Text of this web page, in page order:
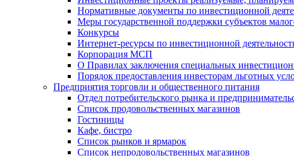
Нормативные документы по инвестиционной
Меры государственной поддержки субъектов
Конкурсы
Интернет-ресурсы по инвестиционной
Корпорация МСП
О Правилах заключения специальных
Порядок предоставления инвесторам льготных
Предприятия торговли и общественного питания
Отдел потребительского рынка и
Список продовольственных магазинов
Гостиницы
Кафе, бистро
Cписок рынков и ярмарок
Список непродовольственных магазинов